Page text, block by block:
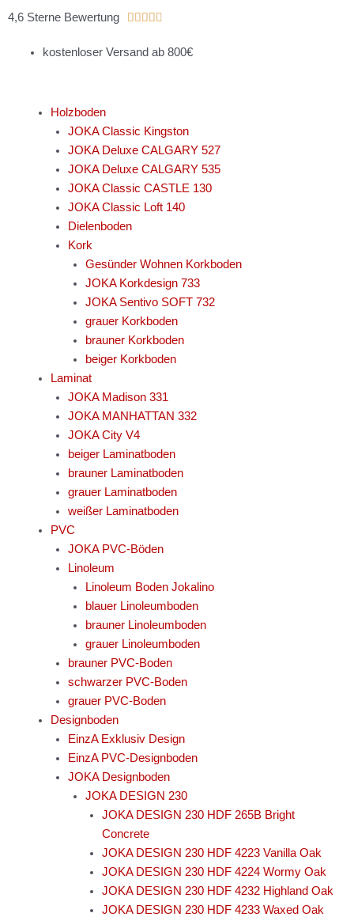
4,6 Sterne Bewertung     
4.8
kostenloser Versand ab 800€
Holzboden
JOKA Classic Kingston
JOKA Deluxe CALGARY 527
JOKA Deluxe CALGARY 535
JOKA Classic CASTLE 130
JOKA Classic Loft 140
Dielenboden
Kork
Gesünder Wohnen Korkboden
JOKA Korkdesign 733
JOKA Sentivo SOFT 732
grauer Korkboden
brauner Korkboden
beiger Korkboden
Laminat
JOKA Madison 331
JOKA MANHATTAN 332
JOKA City V4
beiger Laminatboden
brauner Laminatboden
grauer Laminatboden
weißer Laminatboden
PVC
JOKA PVC-Böden
Linoleum
Linoleum Boden Jokalino
blauer Linoleumboden
brauner Linoleumboden
grauer Linoleumboden
brauner PVC-Boden
schwarzer PVC-Boden
grauer PVC-Boden
Designboden
EinzA Exklusiv Design
EinzA PVC-Designboden
JOKA Designboden
JOKA DESIGN 230
JOKA DESIGN 230 HDF 265B Bright
Concrete
JOKA DESIGN 230 HDF 4223 Vanilla Oak
JOKA DESIGN 230 HDF 4224 Wormy Oak
JOKA DESIGN 230 HDF 4232 Highland Oak
JOKA DESIGN 230 HDF 4233 Waxed Oak